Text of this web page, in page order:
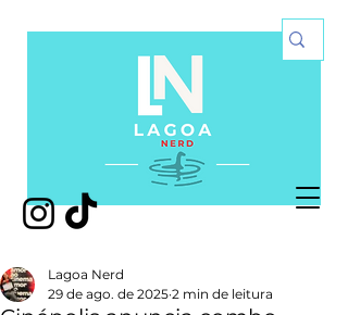
Lagoa Nerd
29 de ago. de 2025 2 min de leitura